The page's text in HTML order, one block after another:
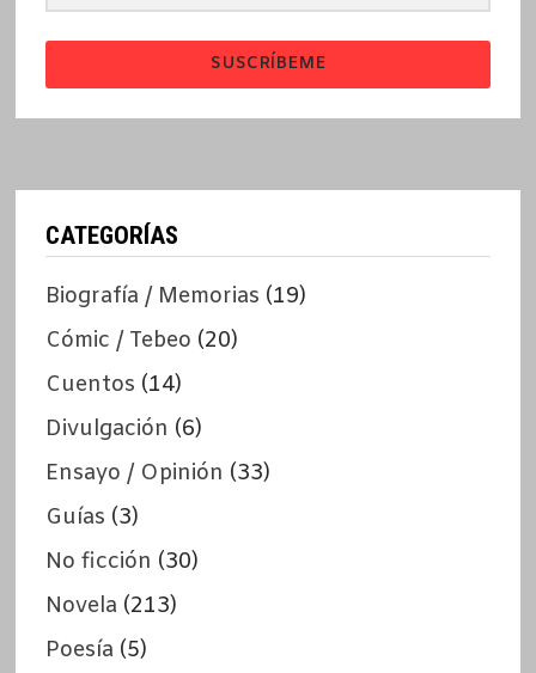
SUSCRÍBEME
CATEGORÍAS
Biografía / Memorias (19)
Cómic / Tebeo (20)
Cuentos (14)
Divulgación (6)
Ensayo / Opinión (33)
Guías (3)
No ficción (30)
Novela (213)
Poesía (5)